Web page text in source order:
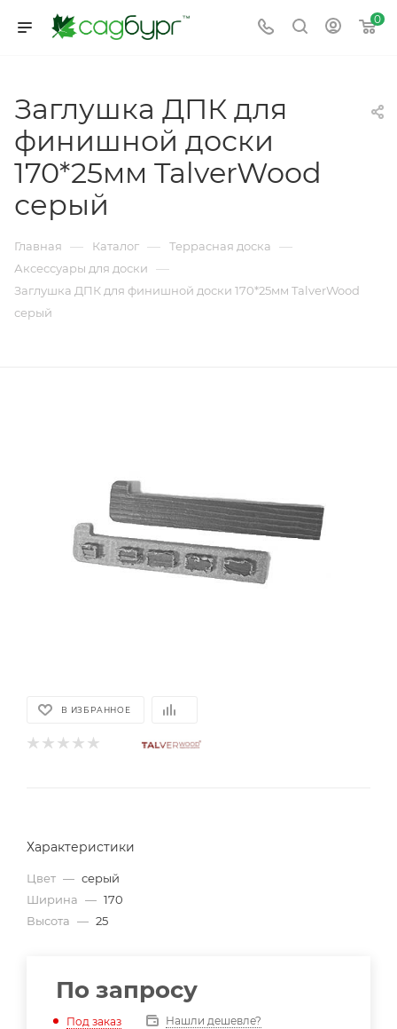
0
Заглушка ДПК для
финишной доски
170*25мм TalverWood
серый
Главная — Каталог — Террасная доска —
Аксессуары для доски —
Заглушка ДПК для финишной доски 170*25мм TalverWood
серый
В ИЗБРАННОЕ
Характеристики
Цвет — серый
Ширина — 170
Высота — 25
По запросу
Под заказ Нашли дешевле?